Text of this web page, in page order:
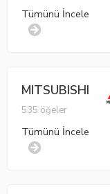
Tümünü İncele
MITSUBISHI
535 öğeler
Tümünü İncele